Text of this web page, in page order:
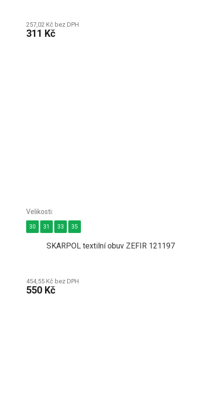
257,02 Kč bez DPH
311 Kč
SKARPOL textilní obuv ZEFIR 121197
454,55 Kč bez DPH
550 Kč
30 31 33 35